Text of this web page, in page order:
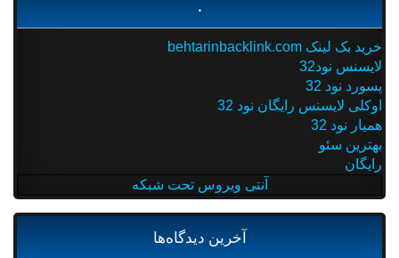
خرید بک لینک behtarinbacklink.com
لایسنس نود32
پسورد نود 32
اوکلی لایسنس رایگان نود 32
همیار نود 32
بهترین سئو
رایگان
آنتی ویروس تحت شبکه
آخرین دیدگاه‌ها